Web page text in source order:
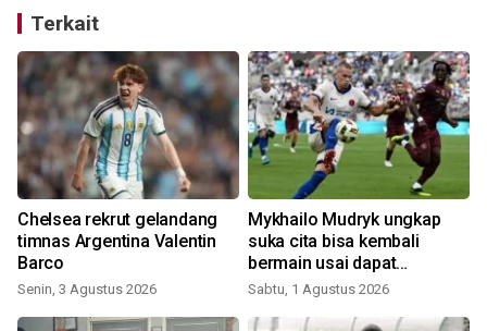
Terkait
Chelsea rekrut gelandang
timnas Argentina Valentin
Barco
Senin, 3 Agustus 2026
Mykhailo Mudryk ungkap
suka cita bisa kembali
bermain usai dapat
hukuman 4 tahun
Sabtu, 1 Agustus 2026